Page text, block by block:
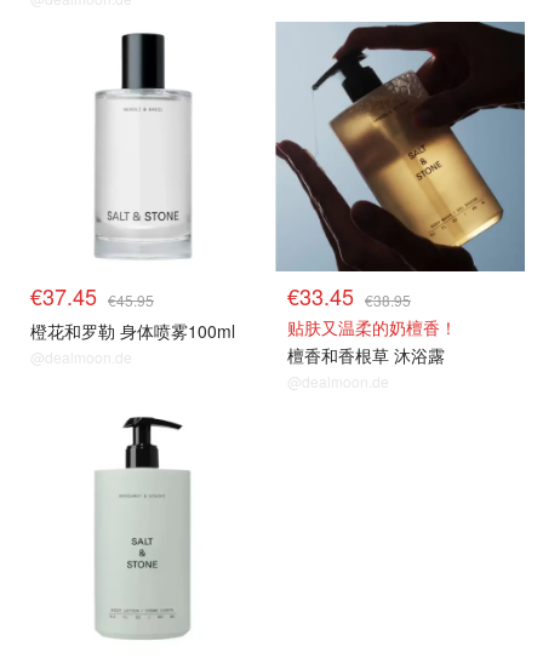
€37.45 €45.95
橙花和罗勒 身体喷雾100ml
@dealmoon.de
€33.45 €38.95
贴肤又温柔的奶檀香！
檀香和香根草 沐浴露
@dealmoon.de